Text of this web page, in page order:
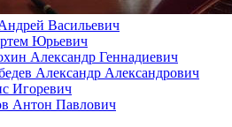
Васильевич
Юрьевич
Александр Геннадиевич
Александр Александрович
Игоревич
Антон Павлович